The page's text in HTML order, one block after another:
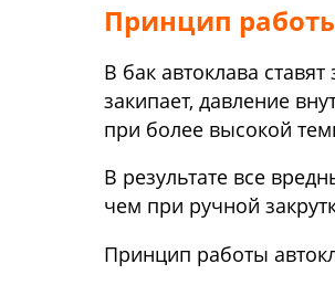
Принцип
В бак автоклава
закипает, давление
при более высокой
В результате все
чем при ручной
Принцип работы